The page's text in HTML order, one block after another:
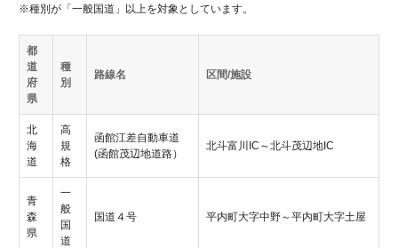
※種別が「一般国道」以上を対象としています。
都
道
府
県
種
別
路線名 区間/施設
北
海
道
高
規
格
函館江差自動車道
(函館茂辺地道路）
北斗富川IC～北斗茂辺地IC
青
森
県
一
般
国
道
国道４号 平内町大字中野～平内町大字土屋